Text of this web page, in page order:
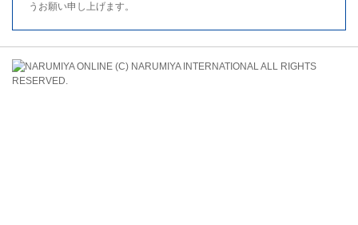
うお願い申し上げます。